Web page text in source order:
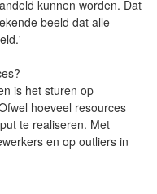
kunnen worden. Dat
beeld dat alle
is het sturen op
hoeveel resources
te realiseren. Met
en op outliers in